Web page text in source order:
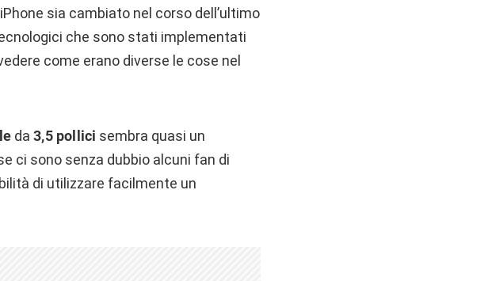
sia cambiato nel corso dell’ultimo
che sono stati implementati
come erano diverse le cose nel
da3,5 pollici sembra quasi un
ci sono senza dubbio alcuni fan di
di utilizzare facilmente un